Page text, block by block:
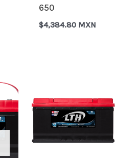
650
$4,384.80 MXN